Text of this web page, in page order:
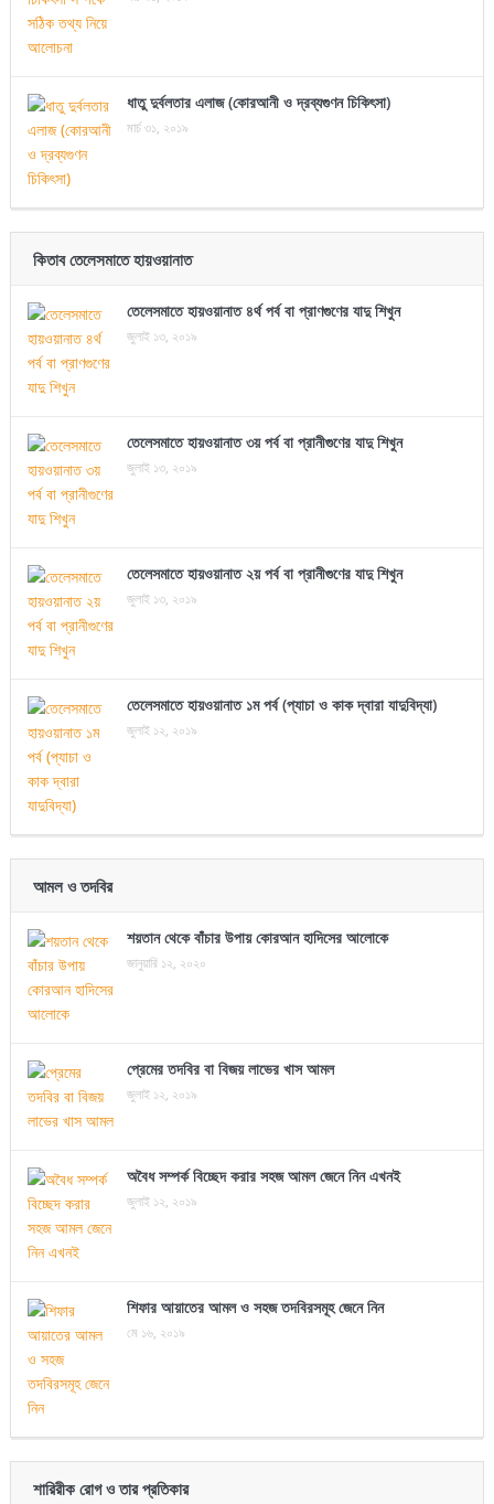
ধাতু দুর্বলতার এলাজ (কোরআনী ও দ্রব্যগুণন চিকিৎসা)
মার্চ ৩১, ২০১৯
কিতাব তেলেসমাতে হায়ওয়ানাত
তেলেসমাতে হায়ওয়ানাত ৪র্থ পর্ব বা প্রাণগুণের যাদু শিখুন
জুলাই ১৩, ২০১৯
তেলেসমাতে হায়ওয়ানাত ৩য় পর্ব বা প্রানীগুণের যাদু শিখুন
জুলাই ১৩, ২০১৯
তেলেসমাতে হায়ওয়ানাত ২য় পর্ব বা প্রানীগুণের যাদু শিখুন
জুলাই ১৩, ২০১৯
তেলেসমাতে হায়ওয়ানাত ১ম পর্ব (প্যাচা ও কাক দ্বারা যাদুবিদ্যা)
জুলাই ১২, ২০১৯
আমল ও তদবির
শয়তান থেকে বাঁচার উপায় কোরআন হাদিসের আলোকে
জানুয়ারি ১২, ২০২০
প্রেমের তদবির বা বিজয় লাভের খাস আমল
জুলাই ১২, ২০১৯
অবৈধ সম্পর্ক বিচ্ছেদ করার সহজ আমল জেনে নিন এখনই
জুলাই ১২, ২০১৯
শিফার আয়াতের আমল ও সহজ তদবিরসমূহ জেনে নিন
মে ১৬, ২০১৯
শারিরীক রোগ ও তার প্রতিকার